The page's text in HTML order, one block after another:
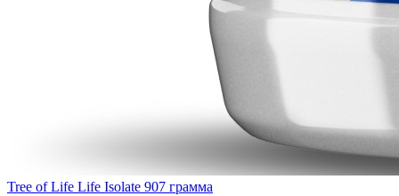
Tree of Life Life Isolate 907 грамма